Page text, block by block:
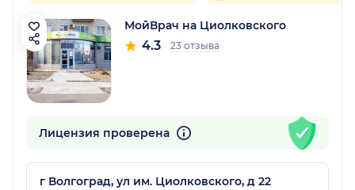
МойВрач на Циолковского
4.3 23 отзыва
Лицензия проверена
г Волгоград, ул им. Циолковского, д 22